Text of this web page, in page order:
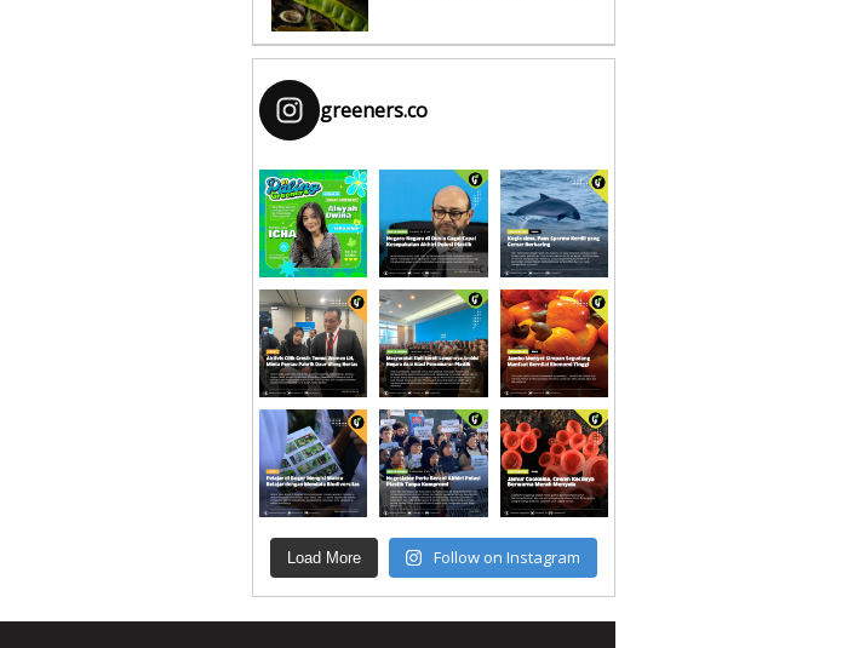
greeners.co
Load More Follow on Instagram